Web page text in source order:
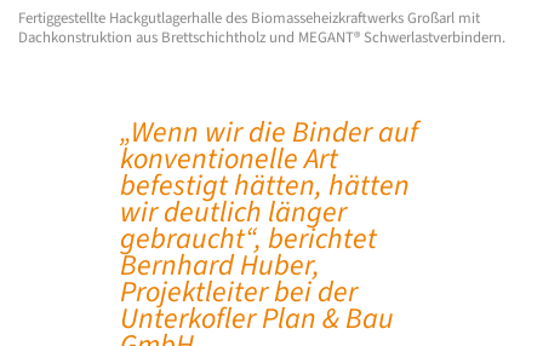
Fertiggestellte Hackgutlagerhalle des Biomasseheizkraftwerks Großarl mit
Dachkonstruktion aus Brettschichtholz und MEGANT® Schwerlastverbindern.
„Wenn wir die Binder auf
konventionelle Art
befestigt hätten, hätten
wir deutlich länger
gebraucht“, berichtet
Bernhard Huber,
Projektleiter bei der
Unterkofler Plan & Bau